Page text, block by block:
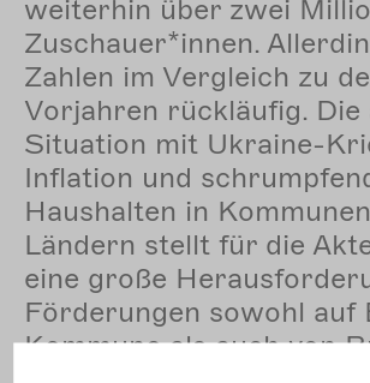
weiterhin über zwei
Zuschauer*innen.
Zahlen im Vergleich zu
Vorjahren rückläufig. Die
Situation mit Ukraine-
Inflation und
Haushalten in
Ländern stellt für die
eine große
Förderungen sowohl auf
Kommune als auch von